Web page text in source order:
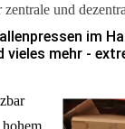
und
im
vieles mehr -